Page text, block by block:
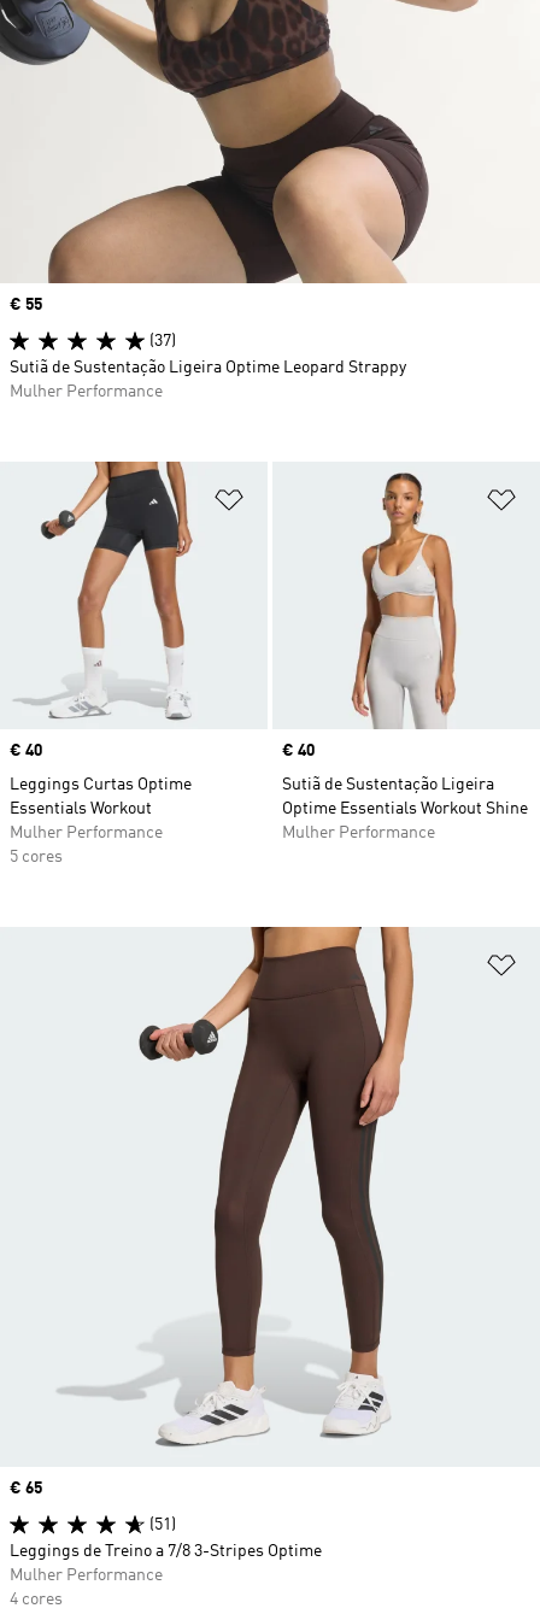
Adicionar à Lista de Desejos
Price
€ 40
Leggings Curtas Optime
Essentials Workout
Mulher Performance
5 cores
Price
€ 40
Sutiã de Sustentação Ligeira
Optime Essentials Workout Shine
Mulher Performance
Price
€ 65
(51)
Leggings de Treino a 7/8 3-Stripes Optime
Mulher Performance
4 cores
Price
€ 55
(37)
Sutiã de Sustentação Ligeira Optime Leopard Strappy
Mulher Performance